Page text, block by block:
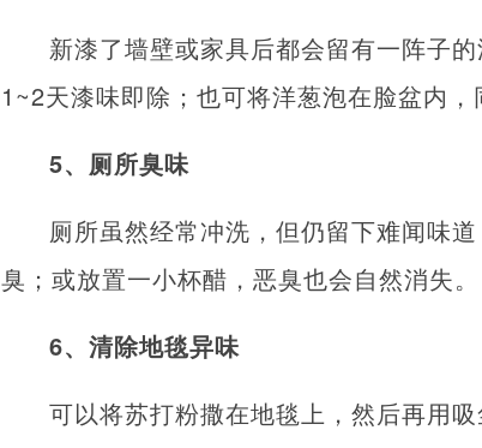
新漆了墙壁或家具后都会留有一阵子
1~2天漆味即除；也可将洋葱泡在脸盆内，
5、厕所臭味
厕所虽然经常冲洗，但仍留下难闻味
臭；或放置一小杯醋，恶臭也会自然消失。
6、清除地毯异味
可以将苏打粉撒在地毯上，然后再用吸